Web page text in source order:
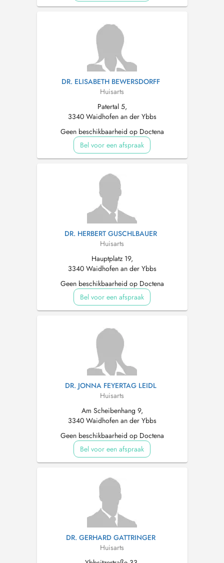
DR. ELISABETH BEWERSDORFF
Huisarts
Patertal 5,
3340 Waidhofen an der Ybbs
Geen beschikbaarheid op Doctena
Bel voor een afspraak
DR. HERBERT GUSCHLBAUER
Huisarts
Hauptplatz 19,
3340 Waidhofen an der Ybbs
Geen beschikbaarheid op Doctena
Bel voor een afspraak
DR. JONNA FEYERTAG LEIDL
Huisarts
Am Scheibenhang 9,
3340 Waidhofen an der Ybbs
Geen beschikbaarheid op Doctena
Bel voor een afspraak
DR. GERHARD GATTRINGER
Huisarts